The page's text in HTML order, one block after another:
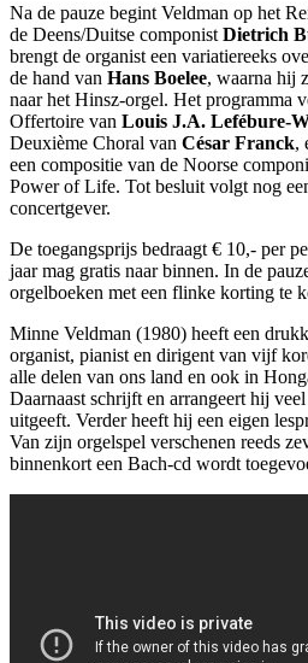
Na de pauze begint Veldman op het
de Deens/Duitse componist Dietrich
brengt de organist een variatiereeks
de hand van Hans Boelee, waarna hij
naar het Hinsz-orgel. Het programma
Offertoire van Louis J.A. Lefébure-
Deuxième Choral van César Franck,
een compositie van de Noorse
Power of Life. Tot besluit volgt nog
concertgever.
De toegangsprijs bedraagt € 10,- per
jaar mag gratis naar binnen. In de
orgelboeken met een flinke korting te
Minne Veldman (1980) heeft een
organist, pianist en dirigent van vijf
alle delen van ons land en ook in
Daarnaast schrijft en arrangeert hij
uitgeeft. Verder heeft hij een eigen
Van zijn orgelspel verschenen reeds
binnenkort een Bach-cd wordt